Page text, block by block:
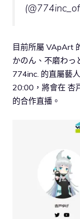
目前所屬 VApArt
かのん、不磨わっ
774inc. 的直屬藝
20:00，將會在 杏
的合作直播。